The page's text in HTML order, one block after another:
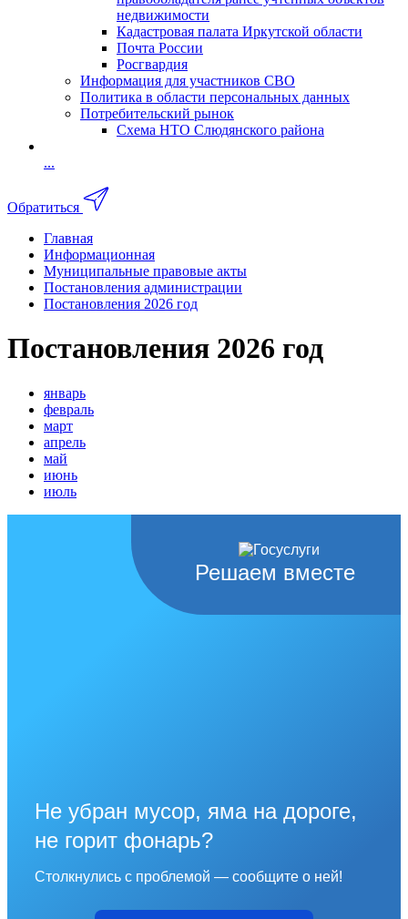
недвижимости
Кадастровая палата Иркутской области
Почта России
Росгвардия
Информация для участников СВО
Политика в области персональных данных
Потребительский рынок
Схема НТО Слюдянского района
...
Обратиться
Главная
Информационная
Муниципальные правовые акты
Постановления администрации
Постановления 2026 год
Постановления 2026 год
январь
февраль
март
апрель
май
июнь
июль
Решаем вместе
Не убран мусор, яма на дороге,
не горит фонарь?
Столкнулись с проблемой — сообщите о ней!